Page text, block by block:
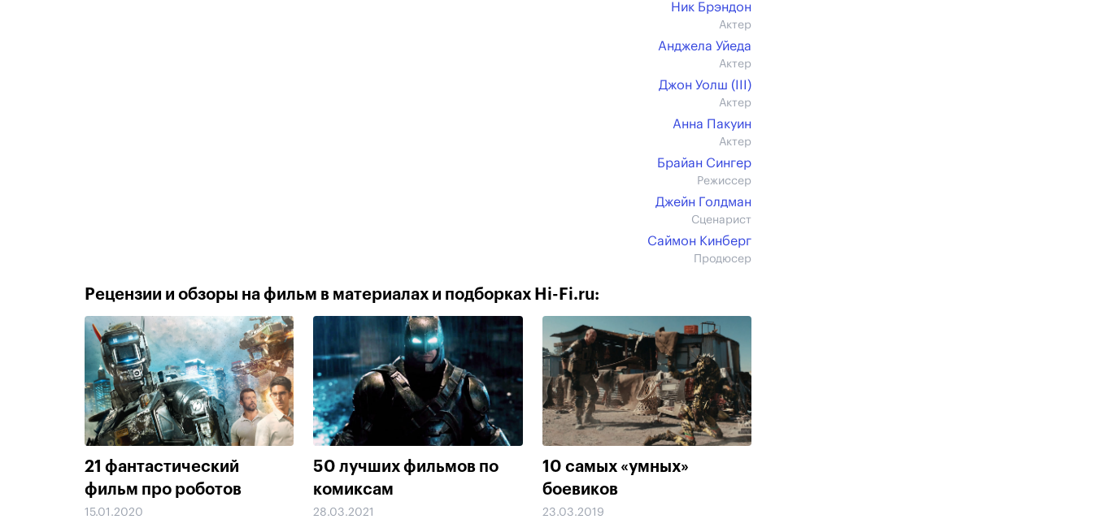
Ник Брэндон
Актер
Анджела Уйеда
Актер
Джон Уолш (III)
Актер
Анна Пакуин
Актер
Брайан Сингер
Режиссер
Джейн Голдман
Сценарист
Саймон Кинберг
Продюсер
Рецензии и обзоры на фильм в материалах и подборках Hi-Fi.ru:
21 фантастический
фильм про роботов
15.01.2020
50 лучших фильмов по
комиксам
28.03.2021
10 самых «умных»
боевиков
23.03.2019